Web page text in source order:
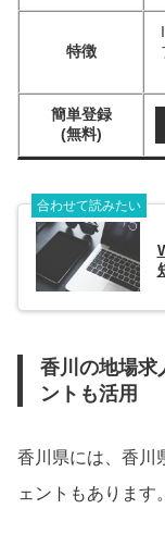
特徴
簡単登録
(無料)
合わせて読みたい
香川の地場求
ントも活用
香川県には、香川
ェントもあります。